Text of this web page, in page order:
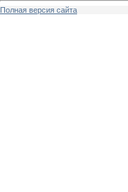
Полная версия сайта